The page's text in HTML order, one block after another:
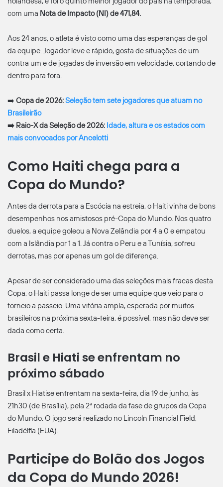
com uma Nota de Impacto (NI) de 471,84.
Aos 24 anos, o atleta é visto como uma das esperanças de gol
da equipe. Jogador leve e rápido, gosta de situações de um
contra um e de jogadas de inversão em velocidade, cortando de
dentro para fora.
➡️ Copa de 2026:Seleção tem sete jogadores que atuam no
Brasileirão
➡️ Raio-X da Seleção de 2026: Idade, altura e os estados com
mais convocados por Ancelotti
Como Haiti chega para a
Copa do Mundo?
Antes da derrota para a Escócia na estreia, o Haiti vinha de bons
desempenhos nos amistosos pré-Copa do Mundo. Nos quatro
duelos, a equipe goleou a Nova Zelândia por 4 a 0 e empatou
com a Islândia por 1 a 1. Já contra o Peru e a Tunísia, sofreu
derrotas, mas por apenas um gol de diferença.
Apesar de ser considerado uma das seleções mais fracas desta
Copa, o Haiti passa longe de ser uma equipe que veio para o
torneio a passeio. Uma vitória ampla, esperada por muitos
brasileiros na próxima sexta-feira, é possível, mas não deve ser
dada como certa.
Brasil e Hiati se enfrentam no
próximo sábado
Brasil x Hiatise enfrentam na sexta-feira, dia 19 de junho, às
21h30 (de Brasília), pela 2ª rodada da fase de grupos da Copa
do Mundo. O jogo será realizado no Lincoln Financial Field,
Filadélfia (EUA).
Participe do Bolão dos Jogos
da Copa do Mundo 2026!